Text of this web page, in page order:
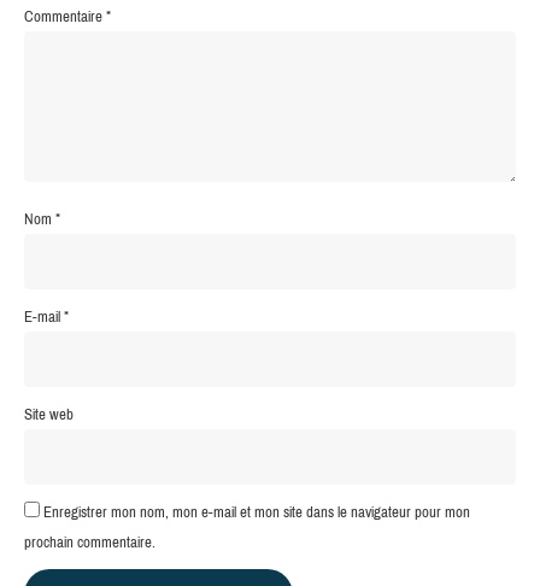
Commentaire*
Nom*
E-mail*
Site web
Enregistrer mon nom, mon e-mail et mon site dans le navigateur pour mon
prochain commentaire.